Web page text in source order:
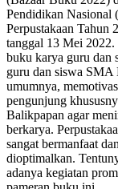
Pendidikan Nasional
Perpustakaan Tahun
tanggal 13 Mei 2022.
buku karya guru dan
guru dan siswa SMA
umumnya,
pengunjung
Balikpapan agar
berkarya.
sangat bermanfaat
dioptimalkan.
adanya kegiatan